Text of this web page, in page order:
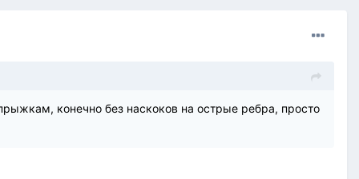
конечно без наскоков на острые ребра, просто